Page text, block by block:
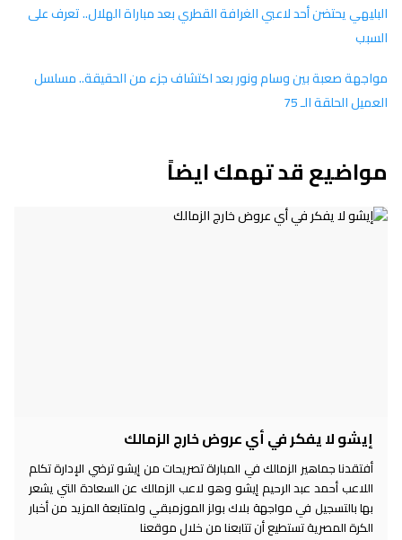
البليهي يحتضن أحد لاعبي الغرافة القطري بعد مباراة الهلال.. تعرف على
السبب
مواجهة صعبة بين وسام ونور بعد اكتشاف جزء من الحقيقة.. مسلسل
العميل الحلقة الـ 75
مواضيع قد تهمك ايضاً
إيشو لا يفكر في أي عروض خارج الزمالك
أفتقدنا جماهير الزمالك في المباراة تصريحات من إيشو ترضي الإدارة تكلم
اللاعب أحمد عبد الرحيم إيشو وهو لاعب الزمالك عن السعادة التي يشعر
بها بالتسجيل في مواجهة بلاك بولز الموزمبقي ولمتابعة المزيد من أخبار
الكرة المصرية تستطيع أن تتابعنا من خلال موقعنا